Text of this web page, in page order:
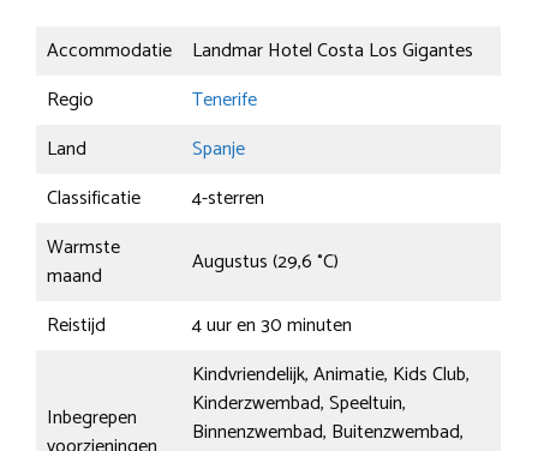
Accommodatie
Landmar Hotel Costa Los Gigantes
Regio
Tenerife
Land
Spanje
Classificatie
4-sterren
Warmste
maand
Augustus (29,6 °C)
Reistijd
4 uur en 30 minuten
Inbegrepen
Kindvriendelijk, Animatie, Kids Club,
Kinderzwembad, Speeltuin,
Binnenzwembad, Buitenzwembad,